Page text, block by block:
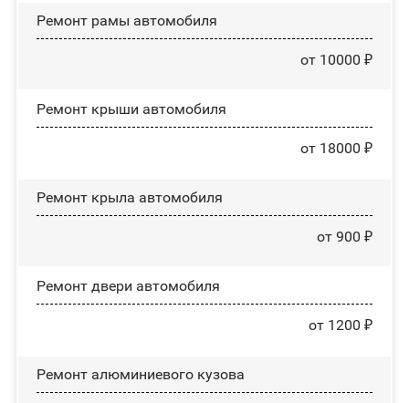
Ремонт рамы автомобиля
от 10000 ₽
Ремонт крыши автомобиля
от 18000 ₽
Ремонт крыла автомобиля
от 900 ₽
Ремонт двери автомобиля
от 1200 ₽
Ремонт алюминиевого кузова